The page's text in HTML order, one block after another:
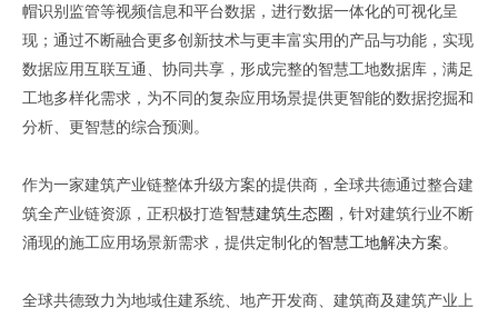
帽识别监管等视频信息和平台数据，进行数据一体化的可视化呈
现；通过不断融合更多创新技术与更丰富实用的产品与功能，实现
数据应用互联互通、协同共享，形成完整的智慧工地数据库，满足
工地多样化需求，为不同的复杂应用场景提供更智能的数据挖掘和
分析、更智慧的综合预测。
作为一家建筑产业链整体升级方案的提供商，全球共德通过整合建
筑全产业链资源，正积极打造智慧建筑生态圈 ，针对建筑行业不断
涌现的施工应用场景新需求，提供定制化的智慧工地解决方案。
全球共德致力为地域住建系统、地产开发商、建筑商及建筑产业上